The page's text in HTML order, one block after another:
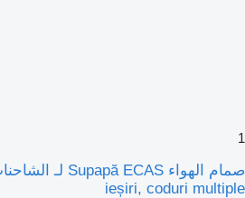
1
ieșiri, coduri multiple